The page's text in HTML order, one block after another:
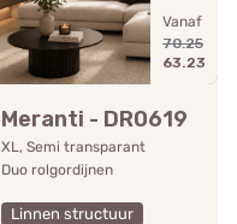
Vanaf
70.25
63.23
Meranti - DR0619
XL, Semi transparant
Duo rolgordijnen
Linnen structuur